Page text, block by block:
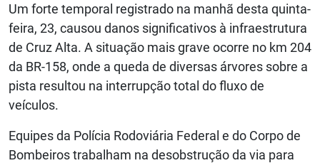
Um forte temporal registrado na manhã desta quinta-
feira, 23, causou danos significativos à infraestrutura
de Cruz Alta. A situação mais grave ocorre no km 204
da BR-158, onde a queda de diversas árvores sobre a
pista resultou na interrupção total do fluxo de
veículos.
Equipes da Polícia Rodoviária Federal e do Corpo de
Bombeiros trabalham na desobstrução da via para